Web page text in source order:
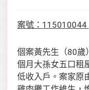
案號：115010044
個案黃先生（80歲
個月大孫女五口租
低收入戶。案家原